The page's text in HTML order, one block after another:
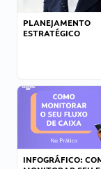
PLANEJAMENTO
ESTRATÉGICO
INFOGRÁFICO: